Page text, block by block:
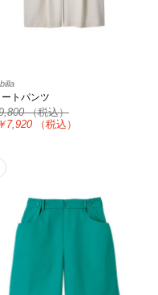
ートパンツ
（税込）
7,920 （税込）